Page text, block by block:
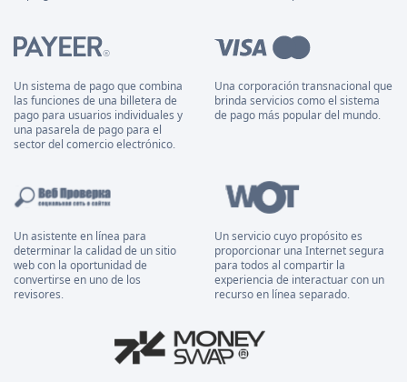
Un sistema de pago que combina
las funciones de una billetera de
pago para usuarios individuales y
una pasarela de pago para el
sector del comercio electrónico.
Una corporación transnacional que
brinda servicios como el sistema
de pago más popular del mundo.
Un asistente en línea para
determinar la calidad de un sitio
web con la oportunidad de
convertirse en uno de los
revisores.
Un servicio cuyo propósito es
proporcionar una Internet segura
para todos al compartir la
experiencia de interactuar con un
recurso en línea separado.